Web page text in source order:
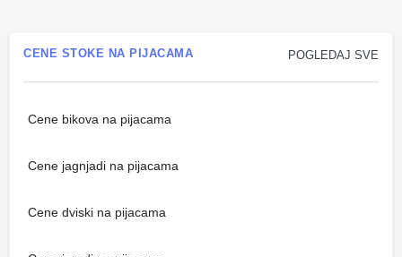
POGLEDAJ SVE
CENE STOKE NA PIJACAMA
Cene bikova na pijacama
Cene jagnjadi na pijacama
Cene dviski na pijacama